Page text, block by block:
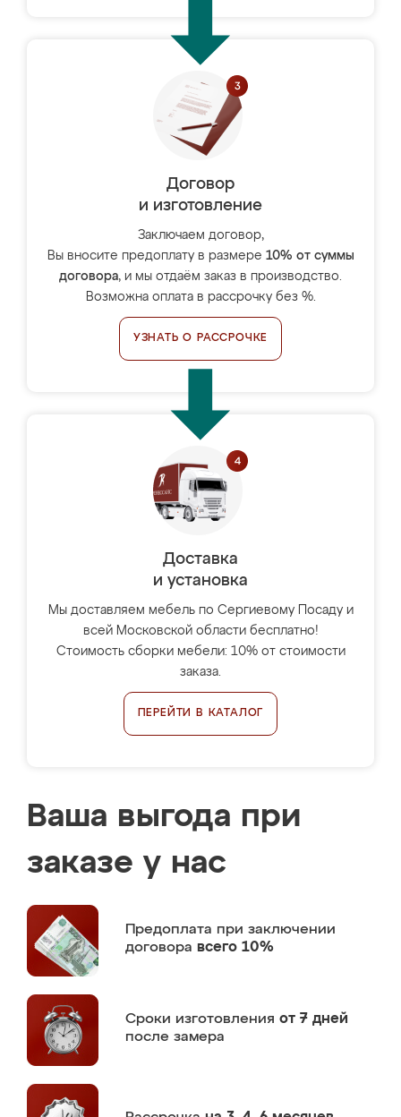
Договор
и изготовление
Заключаем договор,
Вы вносите предоплату в размере 10% от суммы
договора, и мы отдаём заказ в производство.
Возможна оплата в рассрочку без %.
УЗНАТЬ О РАССРОЧКЕ
Доставка
и установка
Мы доставляем мебель по Сергиевому Посаду и
всей Московской области бесплатно!
Стоимость сборки мебели: 10% от стоимости
заказа.
ПЕРЕЙТИ В КАТАЛОГ
Ваша выгода при
заказе у нас
Предоплата при заключении
договора всего 10%
Сроки изготовления от 7 дней
после замера